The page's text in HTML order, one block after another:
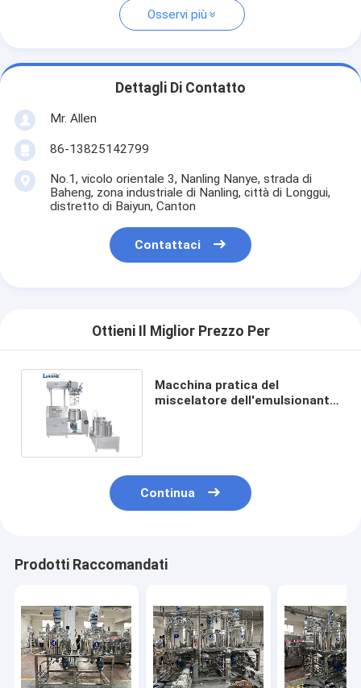
Osservi più
Dettagli Di Contatto
Mr. Allen
86-13825142799
No.1, vicolo orientale 3, Nanling Nanye, strada di
Baheng, zona industriale di Nanling, città di Longgui,
distretto di Baiyun, Canton
Contattaci
Ottieni Il Miglior Prezzo Per
Macchina pratica del
miscelatore dell'emulsionante
Continua
Prodotti Raccomandati